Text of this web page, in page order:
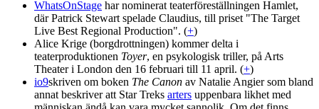
WhatsOnStage har nominerat teaterföreställningen Hamlet,
där Patrick Stewart spelade Claudius, till priset "The Target
Live Best Regional Production". (+)
Alice Krige (borgdrottningen) kommer delta i
teaterproduktionen Toyer, en psykologisk triller, på Arts
Theater i London den 16 februari till 11 april. (+)
io9skriven om boken The Canon av Natalie Angier som bland
annat beskriver att Star Treks arters uppenbara likhet med